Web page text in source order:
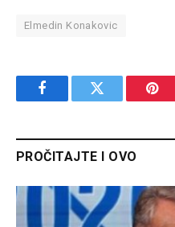
Elmedin Konakovic
FacebookTwitter
PROČITAJTE I OVO